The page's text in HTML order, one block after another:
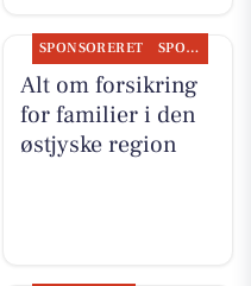
SPONSORERET SPONSORERET INDHOLD
Alt om forsikring
for familier i den
østjyske region